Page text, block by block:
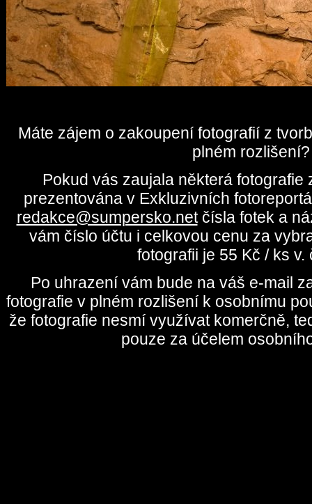
Máte zájem o zakoupení fotografií z
plném rozlišení?
Pokud vás zaujala některá fotografie
prezentována v Exkluzivních
redakce@sumpersko.netčísla fotek a
vám číslo účtu i celkovou cenu za
fotografii je 55 Kč / ks v.
Po uhrazení vám bude na váš e-mail
fotografie v plném rozlišení k osobnímu
že fotografie nesmí využívat komerčně,
pouze za účelem